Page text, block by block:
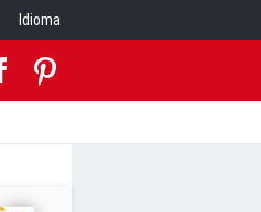
Idioma